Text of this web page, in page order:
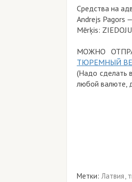
Средства на
Andrejs Pagors
Mērķis:
МОЖНО
ТЮРЕМНЫЙ
(Надо сделать
любой валюте,
Метки: Латвия,